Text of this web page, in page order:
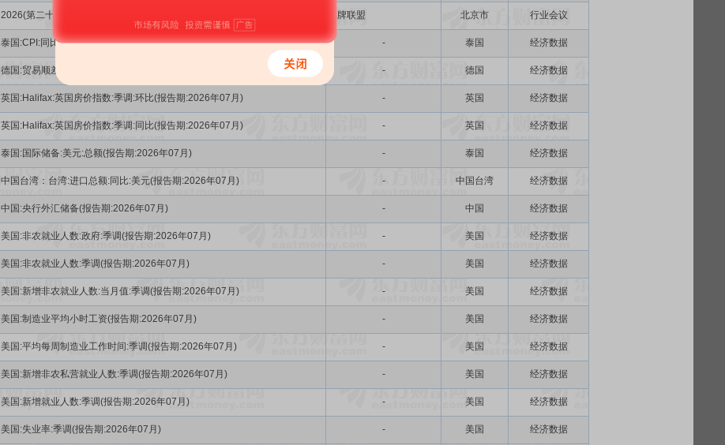
2026(第二十届)中国品牌节 品牌联盟 北京市
行业会议
泰国:CPI:同比(报告期:2026年07月) - 泰国
经济数据
德国:贸易顺差:季调(报告期:2026年06月) - 德国
经济数据
英国:Halifax:英国房价指数:季调:环比(报告期:2026年07月) - 英国
经济数据
英国:Halifax:英国房价指数:季调:同比(报告期:2026年07月) - 英国
经济数据
泰国:国际储备:美元:总额(报告期:2026年07月) - 泰国
经济数据
中国台湾：台湾:进口总额:同比:美元(报告期:2026年07月) - 中国台湾
经济数据
中国:央行外汇储备(报告期:2026年07月) - 中国
经济数据
美国:非农就业人数:政府:季调(报告期:2026年07月) - 美国
经济数据
美国:非农就业人数:季调(报告期:2026年07月) - 美国
经济数据
美国:新增非农就业人数:当月值:季调(报告期:2026年07月) - 美国
经济数据
美国:制造业平均小时工资(报告期:2026年07月) - 美国
经济数据
美国:平均每周制造业工作时间:季调(报告期:2026年07月) - 美国
经济数据
美国:新增非农私营就业人数:季调(报告期:2026年07月) - 美国
经济数据
美国:新增就业人数:季调(报告期:2026年07月) - 美国
经济数据
美国:失业率:季调(报告期:2026年07月) - 美国
经济数据